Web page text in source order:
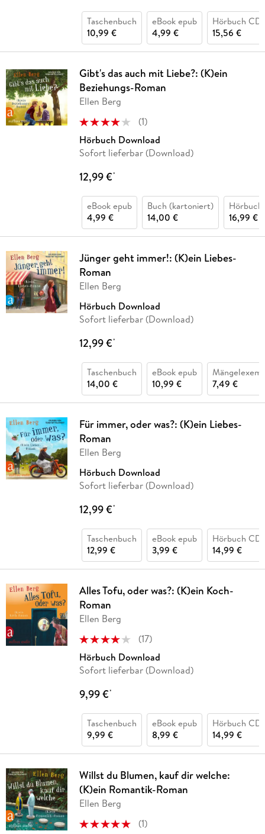
Taschenbuch
10,99 €
eBook epub
4,99 €
Hörbuch CD
15,56 €
Gibt's das auch mit Liebe?: (K)ein
Beziehungs-Roman
Ellen Berg
(1)
Hörbuch Download
Sofort lieferbar (Download)
12,99 €*
eBook epub
4,99 €
Buch (kartoniert)
14,00 €
Hörbuch
16,99 €
Jünger geht immer!: (K)ein Liebes-
Roman
Ellen Berg
Hörbuch Download
Sofort lieferbar (Download)
12,99 €*
Taschenbuch
14,00 €
eBook epub
10,99 €
7,49 €
Für immer, oder was?: (K)ein Liebes-
Roman
Ellen Berg
Hörbuch Download
Sofort lieferbar (Download)
12,99 €*
Taschenbuch
12,99 €
eBook epub
3,99 €
Hörbuch CD
14,99 €
Alles Tofu, oder was?: (K)ein Koch-
Roman
Ellen Berg
(17)
Hörbuch Download
Sofort lieferbar (Download)
9,99 €*
Taschenbuch
9,99 €
eBook epub
8,99 €
Hörbuch CD
14,99 €
Willst du Blumen, kauf dir welche:
(K)ein Romantik-Roman
Ellen Berg
(1)